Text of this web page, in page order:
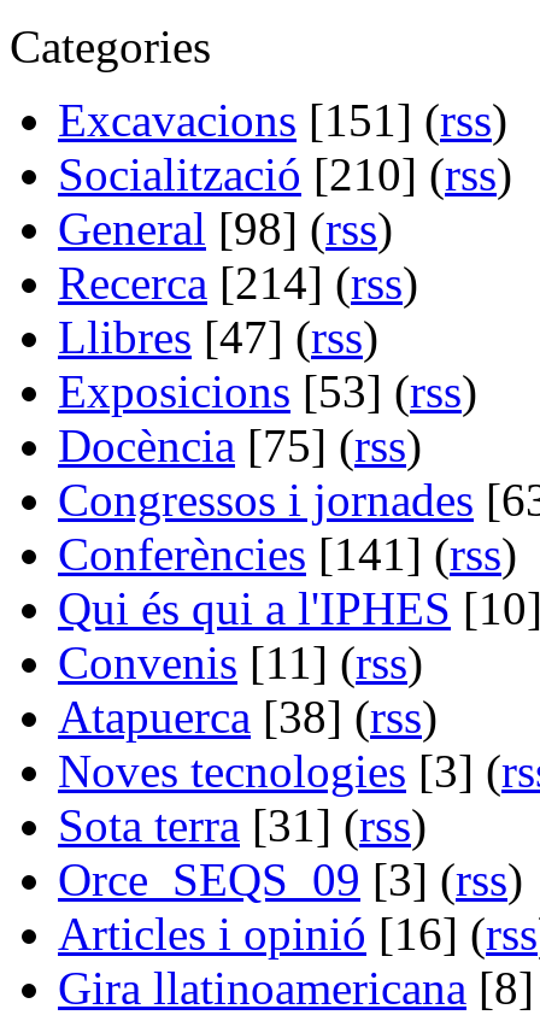
Categories
Excavacions [151] (rss)
Socialització [210] (rss)
General [98] (rss)
Recerca [214] (rss)
Llibres [47] (rss)
Exposicions [53] (rss)
Docència [75] (rss)
Congressos i jornades
Conferències [141] (rss)
Qui és qui a l'IPHES
Convenis [11] (rss)
Atapuerca [38] (rss)
Noves tecnologies [3] (
Sota terra [31] (rss)
Orce_SEQS_09 [3] (rss)
Articles i opinió [16] (rss
Gira llatinoamericana